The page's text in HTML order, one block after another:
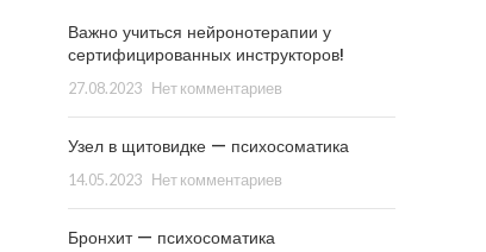
Важно учиться нейронотерапии у
сертифицированных инструкторов!
27.08.2023 Нет комментариев
Узел в щитовидке — психосоматика
14.05.2023 Нет комментариев
Бронхит — психосоматика